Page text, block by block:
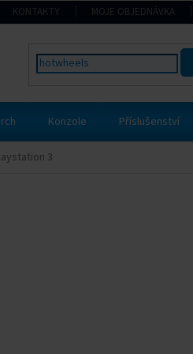
KONTAKTY MOJE OBJEDNÁVKA
Konzole Příslušenství
3